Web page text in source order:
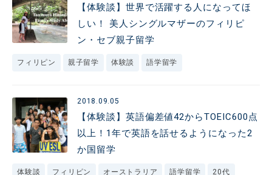
【体験談】世界で活躍する人になってほ
しい！ 美人シングルマザーのフィリピ
ン・セブ親子留学
フィリピン 親子留学 体験談 語学留学
2018.09.05
【体験談】英語偏差値42からTOEIC600点
以上！1年で英語を話せるようになった2
か国留学
体験談 フィリピン オーストラリア 語学留学 20代